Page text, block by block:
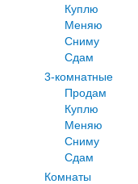
Куплю
Меняю
Сниму
Сдам
3-комнатные
Продам
Куплю
Меняю
Сниму
Сдам
Комнаты